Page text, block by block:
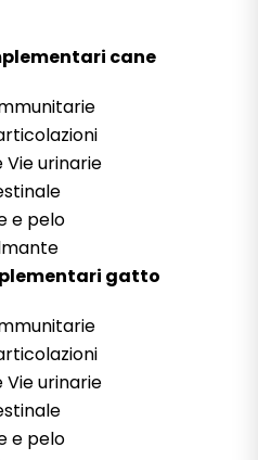
cane
Vie urinarie
e pelo
gatto
Vie urinarie
e pelo